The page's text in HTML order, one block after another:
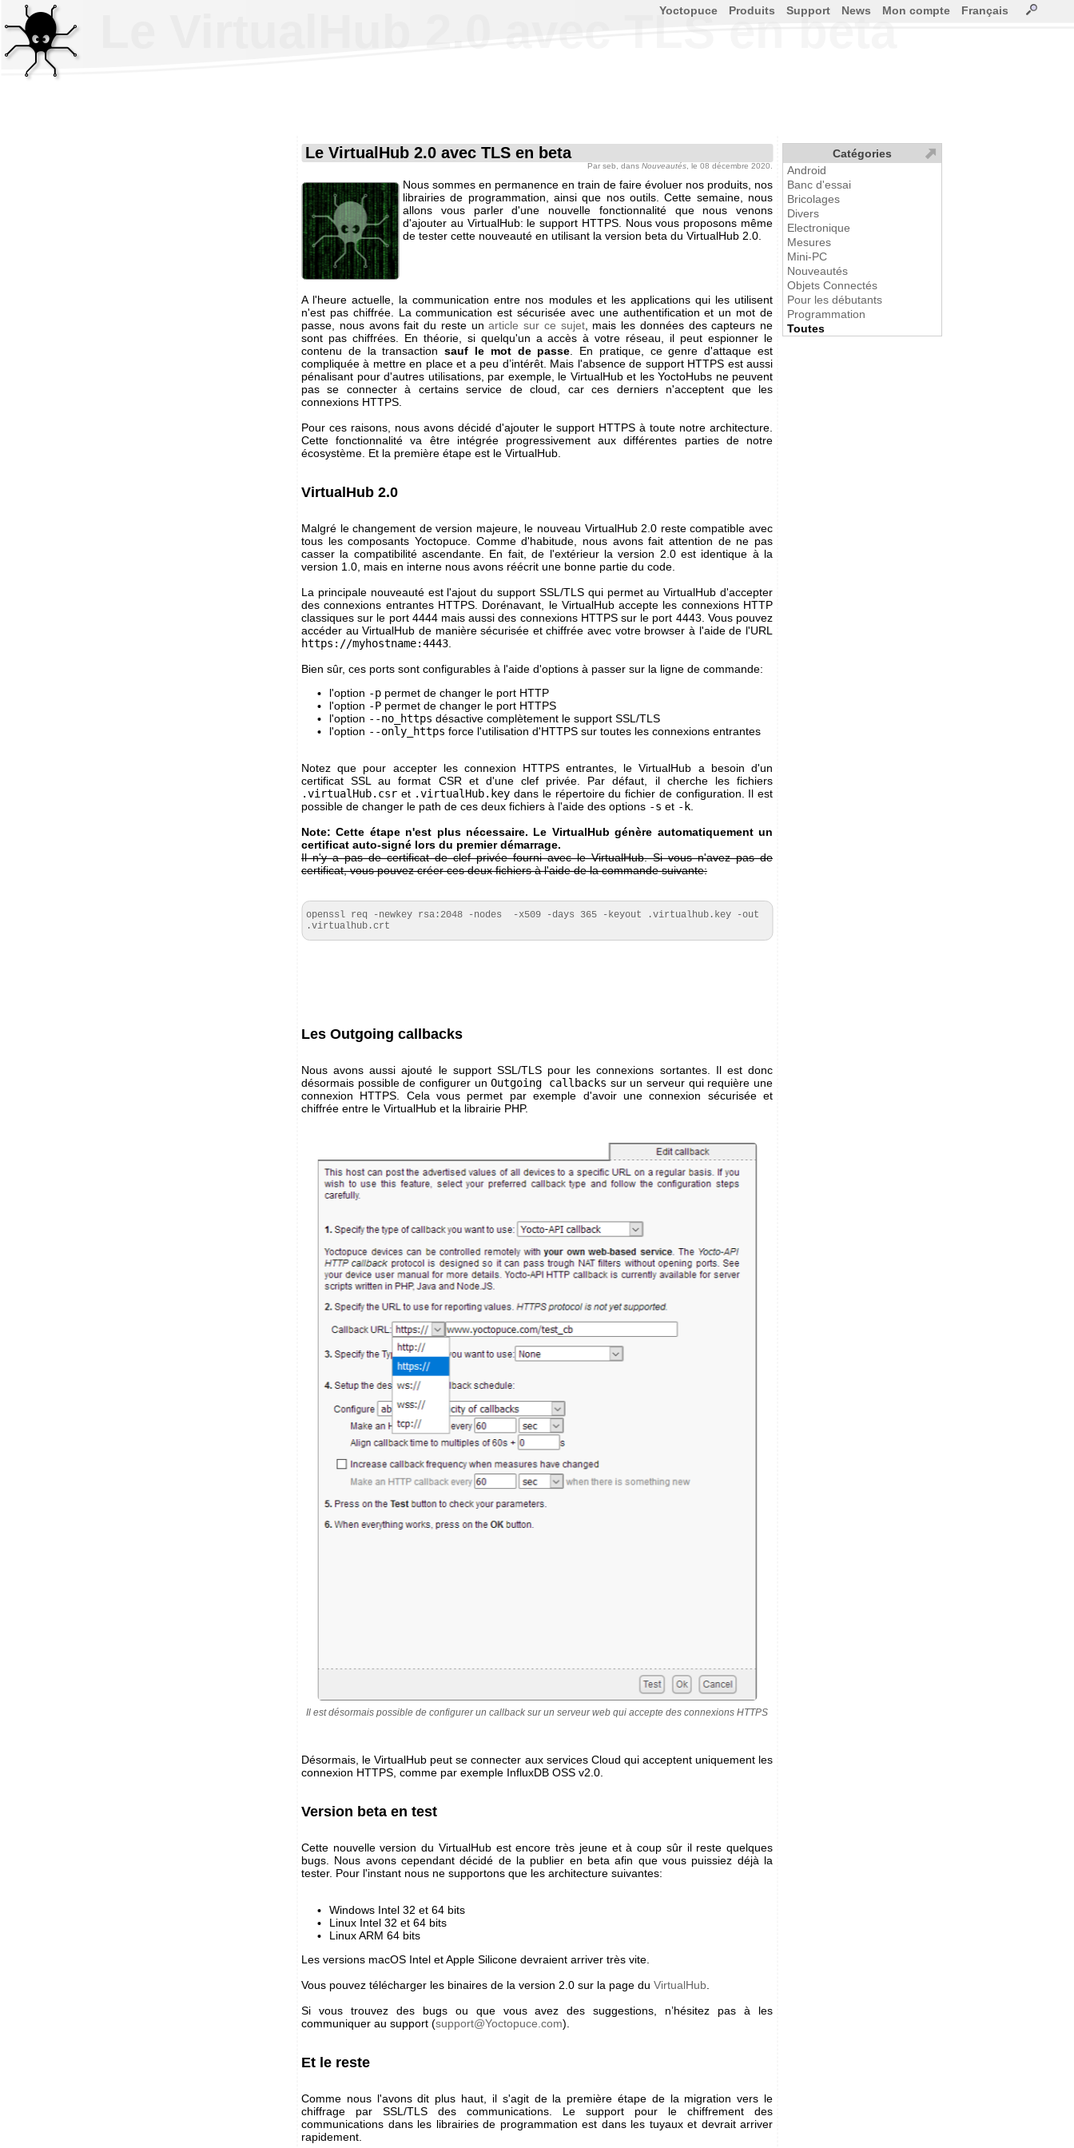
Le VirtualHub 2.0 avec TLS en beta
Le VirtualHub 2.0 avec TLS en beta
Par seb , dans Nouveautés , le 08 décembre 2020.
Nous sommes en permanence en train de faire évoluer nos produits, nos
librairies de programmation, ainsi que nos outils. Cette semaine, nous
allons vous parler d'une nouvelle fonctionnalité que nous venons
d'ajouter au VirtualHub: le support HTTPS. Nous vous proposons même
de tester cette nouveauté en utilisant la version beta du VirtualHub 2.0.
A l'heure actuelle, la communication entre nos modules et les applications qui les utilisent
n'est pas chiffrée. La communication est sécurisée avec une authentification et un mot de
passe, nous avons fait du reste unarticle sur ce sujet, mais les données des capteurs ne
sont pas chiffrées. En théorie, si quelqu'un a accès à votre réseau, il peut espionner le
contenu de la transactionsauf le mot de passe . En pratique, ce genre d'attaque est
compliquée à mettre en place et a peu d’intérêt. Mais l'absence de support HTTPS est aussi
pénalisant pour d'autres utilisations, par exemple, le VirtualHub et les YoctoHubs ne peuvent
pas se connecter à certains service de cloud, car ces derniers n'acceptent que les
connexions HTTPS.
Pour ces raisons, nous avons décidé d'ajouter le support HTTPS à toute notre architecture.
Cette fonctionnalité va être intégrée progressivement aux différentes parties de notre
écosystème. Et la première étape est le VirtualHub.
VirtualHub 2.0
Malgré le changement de version majeure, le nouveau VirtualHub 2.0 reste compatible avec
tous les composants Yoctopuce. Comme d'habitude, nous avons fait attention de ne pas
casser la compatibilité ascendante. En fait, de l'extérieur la version 2.0 est identique à la
version 1.0, mais en interne nous avons réécrit une bonne partie du code.
La principale nouveauté est l'ajout du support SSL/TLS qui permet au VirtualHub d'accepter
des connexions entrantes HTTPS. Dorénavant, le VirtualHub accepte les connexions HTTP
classiques sur le port 4444 mais aussi des connexions HTTPS sur le port 4443. Vous pouvez
accéder au VirtualHub de manière sécurisée et chiffrée avec votre browser à l'aide de l'URL
https://myhostname:4443
Bien sûr, ces ports sont configurables à l'aide d'options à passer sur la ligne de commande:
l'option -p permet de changer le port HTTP
l'option -P permet de changer le port HTTPS
l'option --no_https désactive complètement le support SSL/TLS
l'option --only_https force l'utilisation d'HTTPS sur toutes les connexions entrantes
Notez que pour accepter les connexion HTTPS entrantes, le VirtualHub a besoin d'un
certificat SSL au format CSR et d'une clef privée. Par défaut, il cherche les fichiers
.virtualHub.csr et .virtualHub.key dans le répertoire du fichier de configuration. Il est
possible de changer le path de ces deux fichiers à l'aide des options -s et -k
Note: Cette étape n'est plus nécessaire. Le VirtualHub génère automatiquement un
certificat auto-signé lors du premier démarrage.
Il n'y a pas de certificat de clef privée fourni avec le VirtualHub. Si vous n'avez pas de
certificat, vous pouvez créer ces deux fichiers à l'aide de la commande suivante:
openssl req -newkey rsa:2048 -nodes  -x509 -days 365 -keyout .virtualhub.key -out
.virtualhub.crt
Les Outgoing callbacks
Nous avons aussi ajouté le support SSL/TLS pour les connexions sortantes. Il est donc
désormais possible de configurer unOutgoing callbacks sur un serveur qui requière une
connexion HTTPS. Cela vous permet par exemple d'avoir une connexion sécurisée et
chiffrée entre le VirtualHub et la librairie PHP.
Il est désormais possible de configurer un callback sur un serveur web qui accepte des connexions HTTPS
Désormais, le VirtualHub peut se connecter aux services Cloud qui acceptent uniquement les
connexion HTTPS, comme par exemple InfluxDB OSS v2.0.
Version beta en test
Cette nouvelle version du VirtualHub est encore très jeune et à coup sûr il reste quelques
bugs. Nous avons cependant décidé de la publier en beta afin que vous puissiez déjà la
tester. Pour l'instant nous ne supportons que les architecture suivantes:
Windows Intel 32 et 64 bits
Linux Intel 32 et 64 bits
Linux ARM 64 bits
Les versions macOS Intel et Apple Silicone devraient arriver très vite.
Vous pouvez télécharger les binaires de la version 2.0 sur la page du VirtualHub
Si vous trouvez des bugs ou que vous avez des suggestions, n’hésitez pas à les
communiquer au support (support@Yoctopuce.com).
Et le reste
Comme nous l'avons dit plus haut, il s'agit de la première étape de la migration vers le
chiffrage par SSL/TLS des communications. Le support pour le chiffrement des
communications dans les librairies de programmation est dans les tuyaux et devrait arriver
rapidement.
Yoctopuce Produits Support News Mon compte Français
Catégories
Android
Banc d'essai
Bricolages
Divers
Electronique
Mesures
Mini-PC
Nouveautés
Objets Connectés
Pour les débutants
Programmation
Toutes